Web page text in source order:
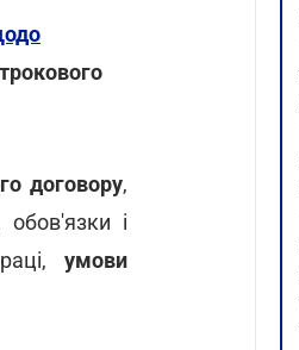
договору,
і
умови